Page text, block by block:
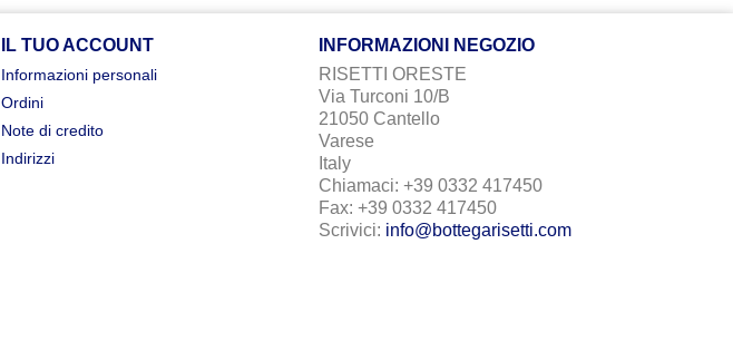
IL TUO ACCOUNT
Informazioni personali
Ordini
Note di credito
Indirizzi
INFORMAZIONI NEGOZIO
RISETTI ORESTE
Via Turconi 10/B
21050 Cantello
Varese
Italy
Chiamaci: +39 0332 417450
Fax: +39 0332 417450
Scrivici: info@bottegarisetti.com